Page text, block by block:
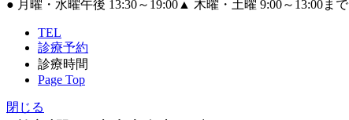
● 月曜・水曜午後 13:30～19:00 ▲ 木曜・土曜 9:00～13:00まで
TEL
診療予約
診療時間
Page Top
閉じる